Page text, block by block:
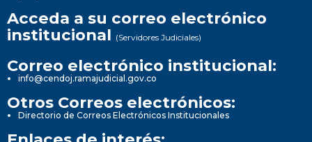
Acceda a su correo electrónico
institucional (Servidores Judiciales)
Correo electrónico institucional:
info@cendoj.ramajudicial.gov.co
Otros Correos electrónicos:
Directorio de Correos Electrónicos Institucionales